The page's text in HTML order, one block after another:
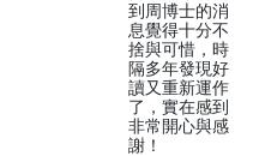
到周博士的消
息覺得十分不
捨與可惜，時
隔多年發現好
讀又重新運作
了，實在感到
非常開心與感
謝！